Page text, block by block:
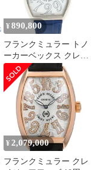
¥ 890,800
フランクミュラー トノ
ーカーベックス クレイ
ジーアワーズ 腕時計
¥ 2,079,000
フランクミュラー クレ